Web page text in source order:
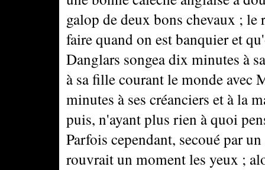
galop de deux bons chevaux ;
faire quand on est banquier et
Danglars songea dix minutes à
à sa fille courant le monde
minutes à ses créanciers et à la
puis, n'ayant plus rien à quoi
Parfois cependant, secoué par
rouvrait un moment les yeux ;